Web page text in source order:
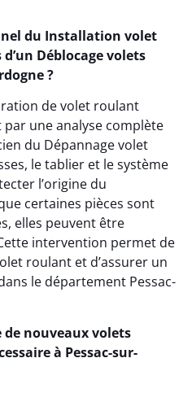
du Installation volet
Déblocage volets
?
de volet roulant
une analyse complète
du Dépannage volet
le tablier et le système
l’origine du
certaines pièces sont
elles peuvent être
intervention permet de
roulant et d’assurer un
le département Pessac-
de nouveaux volets
à Pessac-sur-